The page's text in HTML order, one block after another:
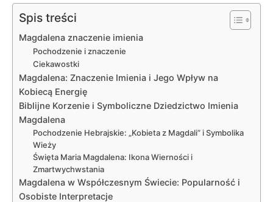
Spis treści
Magdalena znaczenie imienia
Pochodzenie i znaczenie
Ciekawostki
Magdalena: Znaczenie Imienia i Jego Wpływ na
Kobiecą Energię
Biblijne Korzenie i Symboliczne Dziedzictwo Imienia
Magdalena
Pochodzenie Hebrajskie: „Kobieta z Magdali” i Symbolika
Wieży
Święta Maria Magdalena: Ikona Wierności i
Zmartwychwstania
Magdalena w Współczesnym Świecie: Popularność i
Osobiste Interpretacje